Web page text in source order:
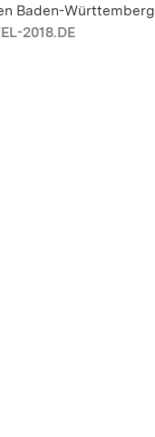
Baden-Württemberg
2018.DE